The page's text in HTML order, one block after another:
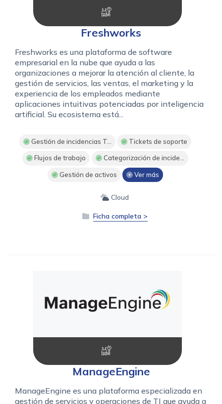
Freshworks
Freshworks es una plataforma de software
empresarial en la nube que ayuda a las
organizaciones a mejorar la atención al cliente, la
gestión de servicios, las ventas, el marketing y la
experiencia de los empleados mediante
aplicaciones intuitivas potenciadas por inteligencia
artificial. Su ecosistema está...
Gestión de incidencias T... Tickets de soporte
Flujos de trabajo Categorización de incide...
Gestión de activos Ver más
Cloud
Ficha completa >
ManageEngine
ManageEngine es una plataforma especializada en
gestión de servicios y operaciones de TI que ayuda a